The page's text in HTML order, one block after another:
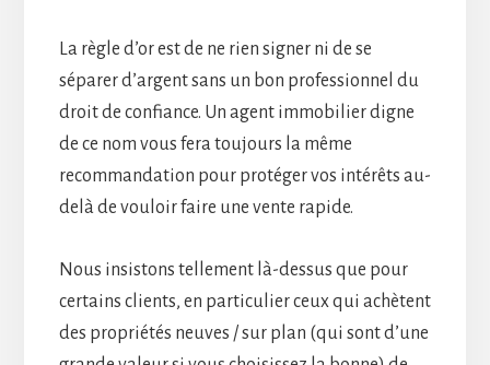
La règle d’or est de ne rien signer ni de se
séparer d’argent sans un bon professionnel du
droit de confiance. Un agent immobilier digne
de ce nom vous fera toujours la même
recommandation pour protéger vos intérêts au-
delà de vouloir faire une vente rapide.
Nous insistons tellement là-dessus que pour
certains clients, en particulier ceux qui achètent
des propriétés neuves / sur plan (qui sont d’une